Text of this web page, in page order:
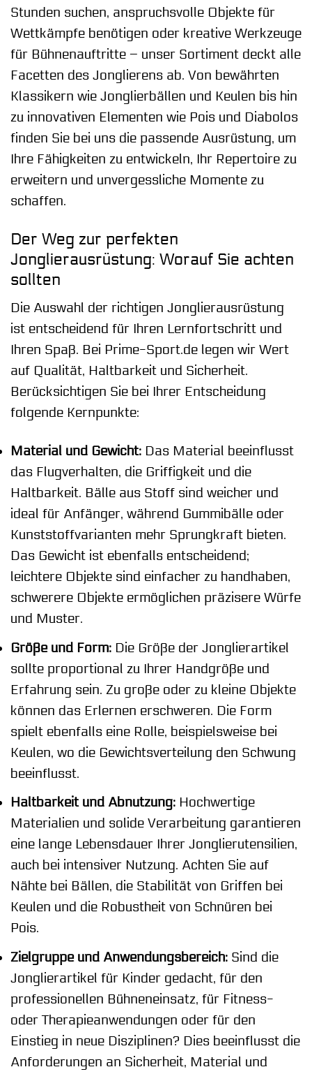
Stunden suchen, anspruchsvolle Objekte für
Wettkämpfe benötigen oder kreative Werkzeuge
für Bühnenauftritte – unser Sortiment deckt alle
Facetten des Jonglierens ab. Von bewährten
Klassikern wie Jonglierbällen und Keulen bis hin
zu innovativen Elementen wie Pois und Diabolos
finden Sie bei uns die passende Ausrüstung, um
Ihre Fähigkeiten zu entwickeln, Ihr Repertoire zu
erweitern und unvergessliche Momente zu
schaffen.
Der Weg zur perfekten
Jonglierausrüstung: Worauf Sie achten
sollten
Die Auswahl der richtigen Jonglierausrüstung
ist entscheidend für Ihren Lernfortschritt und
Ihren Spaß. Bei Prime-Sport.de legen wir Wert
auf Qualität, Haltbarkeit und Sicherheit.
Berücksichtigen Sie bei Ihrer Entscheidung
folgende Kernpunkte:
Material und Gewicht: Das Material beeinflusst
das Flugverhalten, die Griffigkeit und die
Haltbarkeit. Bälle aus Stoff sind weicher und
ideal für Anfänger, während Gummibälle oder
Kunststoffvarianten mehr Sprungkraft bieten.
Das Gewicht ist ebenfalls entscheidend;
leichtere Objekte sind einfacher zu handhaben,
schwerere Objekte ermöglichen präzisere Würfe
und Muster.
Größe und Form: Die Größe der Jonglierartikel
sollte proportional zu Ihrer Handgröße und
Erfahrung sein. Zu große oder zu kleine Objekte
können das Erlernen erschweren. Die Form
spielt ebenfalls eine Rolle, beispielsweise bei
Keulen, wo die Gewichtsverteilung den Schwung
beeinflusst.
Haltbarkeit und Abnutzung: Hochwertige
Materialien und solide Verarbeitung garantieren
eine lange Lebensdauer Ihrer Jonglierutensilien,
auch bei intensiver Nutzung. Achten Sie auf
Nähte bei Bällen, die Stabilität von Griffen bei
Keulen und die Robustheit von Schnüren bei
Pois.
Zielgruppe und Anwendungsbereich: Sind die
Jonglierartikel für Kinder gedacht, für den
professionellen Bühneneinsatz, für Fitness-
oder Therapieanwendungen oder für den
Einstieg in neue Disziplinen? Dies beeinflusst die
Anforderungen an Sicherheit, Material und